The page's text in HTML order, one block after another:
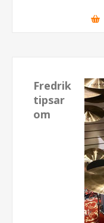
Fredrik
tipsar
om